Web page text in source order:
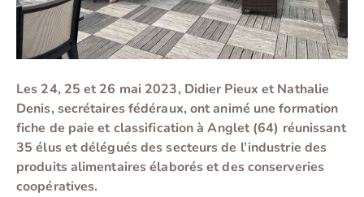
Les 24, 25 et 26 mai 2023, Didier Pieux et Nathalie
Denis, secrétaires fédéraux, ont animé une formation
fiche de paie et classification à Anglet (64) réunissant
35 élus et délégués des secteurs de l’industrie des
produits alimentaires élaborés et des conserveries
coopératives.